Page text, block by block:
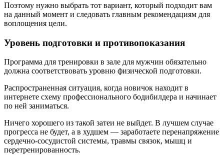
Поэтому нужно выбрать тот вариант, который подходит вам
на данный момент и следовать главным рекомендациям для
воплощения цели.
Уровень подготовки и противопоказания
Программа для тренировки в зале для мужчин обязательно
должна соответствовать уровню физической подготовки.
Распространенная ситуация, когда новичок находит в
интернете схему профессионального бодибилдера и начинает
по ней заниматься.
Ничего хорошего из такой затеи не выйдет. В лучшем случае
прогресса не будет, а в худшем — заработаете перенапряжение
сердечно-сосудистой системы, травмы связок, мышц и
перетренированность.